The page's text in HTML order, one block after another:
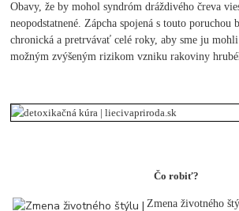
Obavy, že by mohol syndróm dráždivého čreva
neopodstatnené. Zápcha spojená s touto poruchou
chronická a pretrvávať celé roky, aby sme ju
možným zvýšeným rizikom vzniku rakoviny
Čo robiť?
Zmena životného